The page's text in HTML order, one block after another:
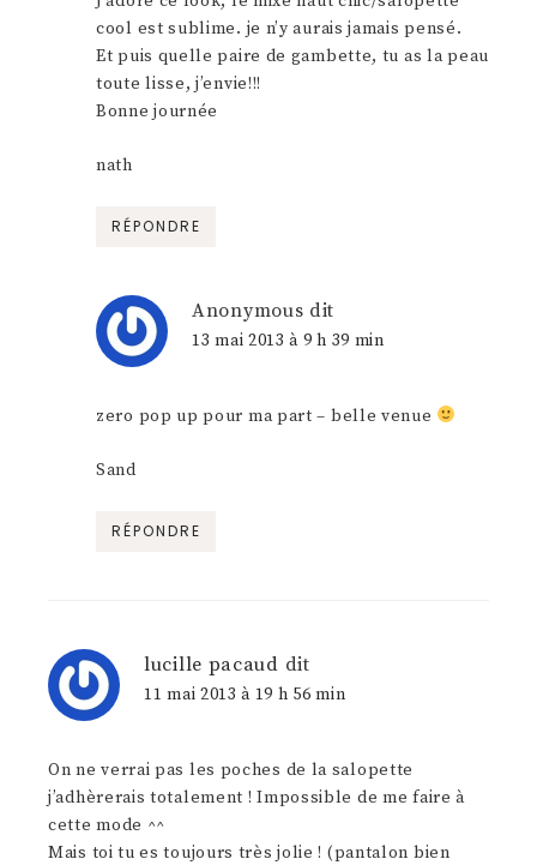
cool est sublime. je n’y aurais jamais pensé.
Et puis quelle paire de gambette, tu as la peau
toute lisse, j’envie!!!
Bonne journée
nath
RÉPONDRE
Anonymous dit
13 mai 2013 à 9 h 39 min
zero pop up pour ma part – belle venue
Sand
RÉPONDRE
lucille pacaud dit
11 mai 2013 à 19 h 56 min
On ne verrai pas les poches de la salopette
j’adhèrerais totalement ! Impossible de me faire à
cette mode ^^
Mais toi tu es toujours très jolie ! (pantalon bien